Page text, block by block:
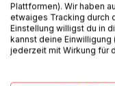
sind Verbündete.
Und wie soll Rosina
das Leben kosten
Plattformen). Wir haben
etwaiges Tracking durch
Einstellung willigst du in
kannst deine Einwilligung
jederzeit mit Wirkung für